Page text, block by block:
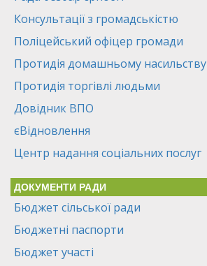
Консультації з громадськістю
Поліцейський офіцер громади
Протидія домашньому насильству
Протидія торгівлі людьми
Довідник ВПО
єВідновлення
Центр надання соціальних послуг
ДОКУМЕНТИ РАДИ
Бюджет сільської ради
Бюджетні паспорти
Бюджет участі